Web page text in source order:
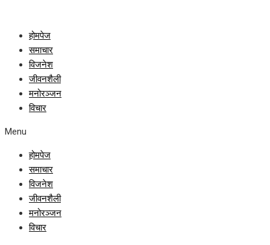
होमपेज
समाचार
विजनेश
जीवनशैली
मनोरञ्जन
विचार
Menu
होमपेज
समाचार
विजनेश
जीवनशैली
मनोरञ्जन
विचार